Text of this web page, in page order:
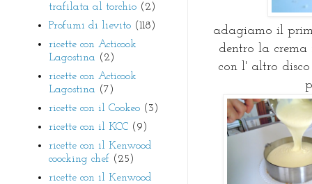
adagiamo il
dentro la
con l' altro
trafilata al torchio (2)
Profumi di lievito (118)
ricette con Acticook
Lagostina (2)
ricette con Acticook
Lagostina (7)
ricette con il Cookeo (3)
ricette con il KCC (9)
ricette con il Kenwood
coocking chef (25)
ricette con il Kenwood